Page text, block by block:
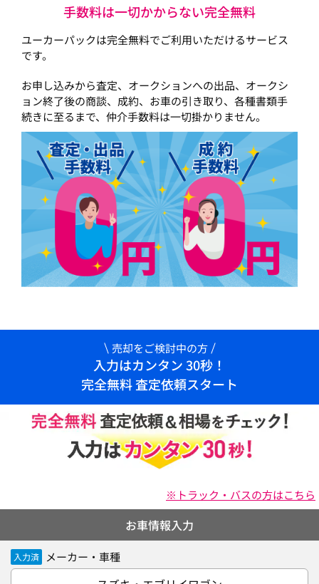
手数料は一切かからない完全無料
ユーカーパックは完全無料でご利用いただけるサービス
です。
お申し込みから査定、オークションへの出品、オークシ
ョン終了後の商談、成約、お車の引き取り、各種書類手
続きに至るまで、仲介手数料は一切掛かりません。
売却をご検討中の方
入力はカンタン 30秒！
完全無料 査定依頼スタート
※トラック・バスの方はこちら
お車情報入力
入力済 メーカー・車種